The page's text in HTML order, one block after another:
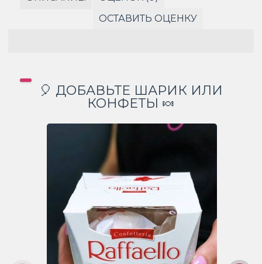
ОСТАВИТЬ ОЦЕНКУ
🎈 ДОБАВЬТЕ ШАРИК ИЛИ
КОНФЕТЫ 🍬